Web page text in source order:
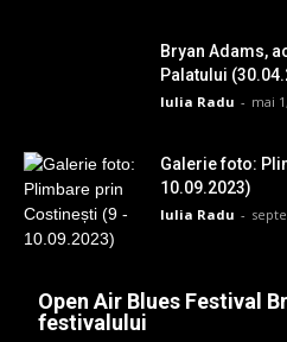
Bryan Adams,
Palatului
Iulia Radu - mai
Galerie foto:
10.09.2023)
Iulia Radu -
Open Air Blues Festival
festivalului